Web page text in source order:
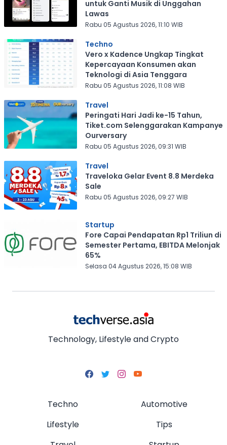
untuk Ganti Musik di Unggahan
Lawas
Rabu 05 Agustus 2026, 11:10 WIB
Techno
Vero x Kadence Ungkap Tingkat
Kepercayaan Konsumen akan
Teknologi di Asia Tenggara
Rabu 05 Agustus 2026, 11:08 WIB
Travel
Peringati Hari Jadi ke-15 Tahun,
Tiket.com Selenggarakan Kampanye
Ourversary
Rabu 05 Agustus 2026, 09:31 WIB
Travel
Traveloka Gelar Event 8.8 Merdeka
Sale
Rabu 05 Agustus 2026, 09:27 WIB
Startup
Fore Capai Pendapatan Rp1 Triliun di
Semester Pertama, EBITDA Melonjak
65%
Selasa 04 Agustus 2026, 15:08 WIB
Technology, Lifestyle and Crypto
Techno
Lifestyle
Automotive
Tips